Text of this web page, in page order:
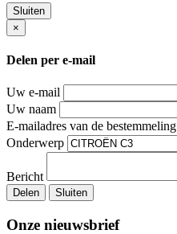
Sluiten
×
Delen per e-mail
Uw e-mail
Uw naam
E-mailadres van de bestemmeling
Onderwerp
Bericht
Delen Sluiten
Onze nieuwsbrief